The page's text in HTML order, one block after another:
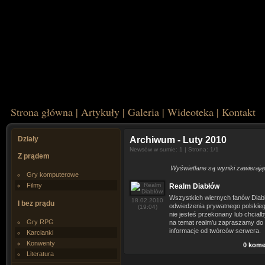
Strona główna | Artykuły | Galeria | Wideoteka | Kontakt
Działy
Z prądem
Gry komputerowe
Filmy
I bez prądu
Gry RPG
Karcianki
Konwenty
Literatura
Archiwum - Luty 2010
Newsów w sumie: 1 | Strona: 1/1
Wyświetlane są wyniki
18.02.2010
(19:04)
Realm Diabłów
Wszystkich wiernych fanów
odwiedzenia prywatnego
nie jesteś przekonany lub
na temat realm'u zapraszamy
informacje od twórców serwera.
0